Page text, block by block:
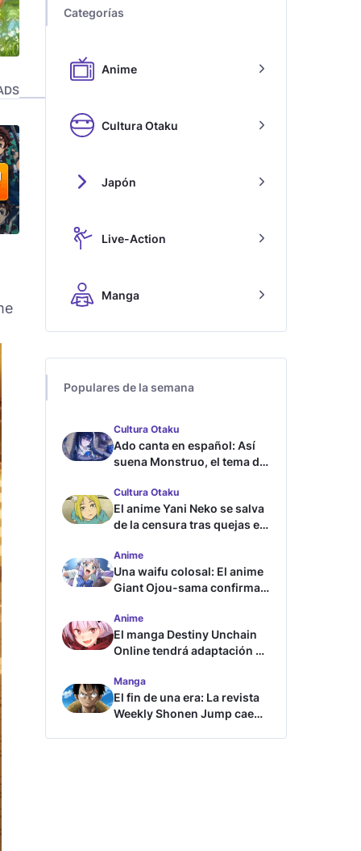
Categorías
Anime
Cultura Otaku
Japón
Live-Action
Manga
Populares de la semana
Cultura Otaku
Ado canta en español: Así
suena Monstruo, el tema de
Cultura Otaku
El anime Yani Neko se salva
de la censura tras quejas en
Anime
Una waifu colosal: El anime
Giant Ojou-sama confirma
Anime
El manga Destiny Unchain
Online tendrá adaptación al
Manga
El fin de una era: La revista
Weekly Shonen Jump cae